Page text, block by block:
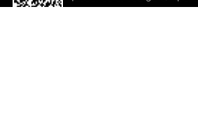
descargar la aplicación!